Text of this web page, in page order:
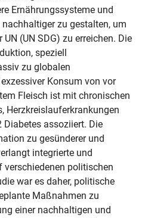
Ernährungssysteme und
zu gestalten, um
(UN SDG) zu erreichen. Die
speziell
zu globalen
Konsum von vor
Fleisch ist mit chronischen
Herzkreislauferkrankungen
Diabetes assoziiert. Die
zu gesünderer und
integrierte und
politischen
war es daher, politische
Maßnahmen zu
einer nachhaltigen und